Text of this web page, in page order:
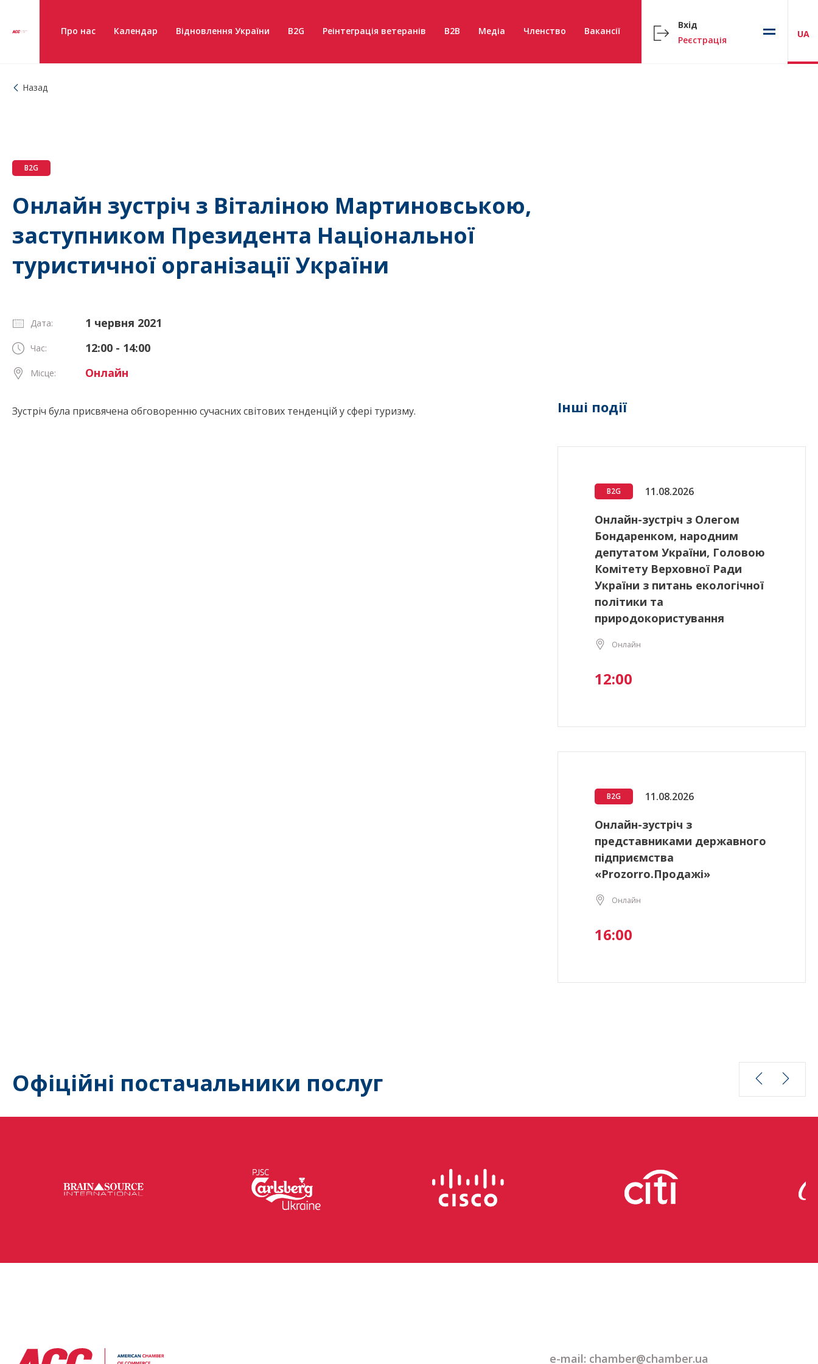
Про нас Календар Відновлення України B2G Реінтеграція ветеранів B2B Медіа Членство Вакансії
Вхід
Реєстрація
UA
Назад
B2G
Онлайн зустріч з Віталіною Мартиновською,
заступником Президента Національної
туристичної організації України
Дата: 1 червня 2021
Час: 12:00 - 14:00
Місце: Онлайн
Зустріч була присвячена обговоренню сучасних світових тенденцій у сфері туризму. Інші події
B2G 11.08.2026
Онлайн-зустріч з Олегом
Бондаренком, народним
депутатом України, Головою
Комітету Верховної Ради
України з питань екологічної
політики та
природокористування
Онлайн
12:00
B2G 11.08.2026
Онлайн-зустріч з
представниками державного
підприємства
«Prozorro.Продажі»
Онлайн
16:00
Офіційні постачальники послуг
e-mail: chamber@chamber.ua